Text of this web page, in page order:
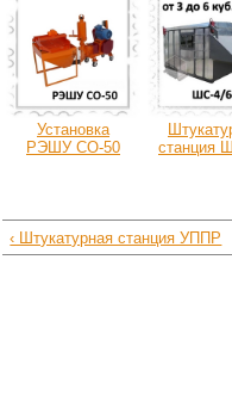
Установка
РЭШУ СО-50
станция
‹ Штукатурная станция УППР